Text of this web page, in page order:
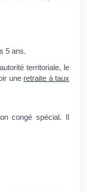
5 ans.
territoriale, le
une retraite à taux
congé spécial. Il